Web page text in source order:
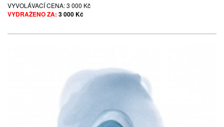
VYVOLÁVACÍ CENA:3 000 Kč
VYDRAŽENO ZA: 3 000 Kč